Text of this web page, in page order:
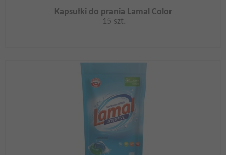
Kapsułki do prania Lamal Color
15 szt.